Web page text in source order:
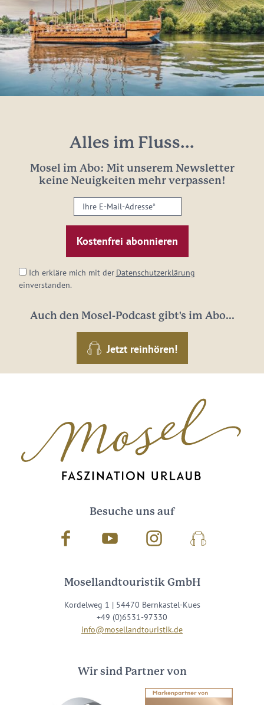
Alles im Fluss...
Mosel im Abo: Mit unserem Newsletter
keine Neuigkeiten mehr verpassen!
Ihre
E-
Mail-
Adresse:
Ich erkläre mich mit der Datenschutzerklärung
einverstanden.
Auch den Mosel-Podcast gibt's im Abo...
Jetzt reinhören!
Besuche uns auf
Facebook Youtube InstagramPodcast
Mosellandtouristik GmbH
Kordelweg 1 | 54470 Bernkastel-Kues
+49 (0)6531-97330
info@mosellandtouristik.de
Wir sind Partner von